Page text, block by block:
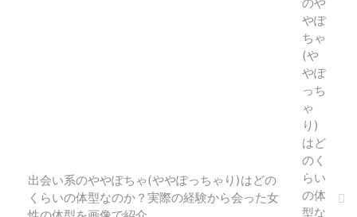
出会い系のややぽちゃ(ややぽっちゃり)はどの
くらいの体型なのか？実際の経験から会った女